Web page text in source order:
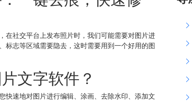
在社交平台上发布照片时，我们可能需要对图片进
标志等区域需要隐去，这时需要用到一个好用的图
文字软件？
快速地对图片进行编辑、涂画、去除水印、添加文